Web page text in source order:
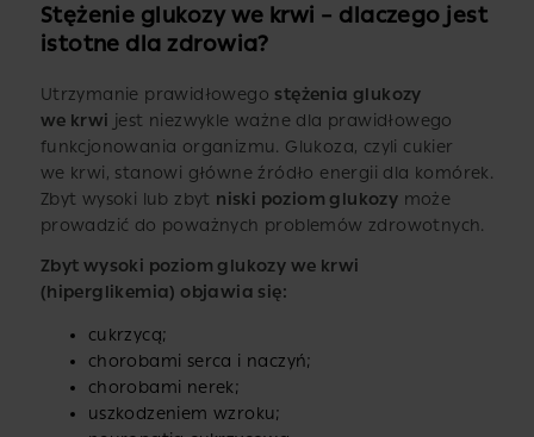
Stężenie glukozy we krwi – dlaczego jest
istotne dla zdrowia?
Utrzymanie prawidłowego stężenia glukozy
we krwi jest niezwykle ważne dla prawidłowego
funkcjonowania organizmu. Glukoza, czyli cukier
we krwi, stanowi główne źródło energii dla komórek.
Zbyt wysoki lub zbyt niski poziom glukozy może
prowadzić do poważnych problemów zdrowotnych.
Zbyt wysoki poziom glukozy we krwi
(hiperglikemia) objawia się:
cukrzycą;
chorobami serca i naczyń;
chorobami nerek;
uszkodzeniem wzroku;